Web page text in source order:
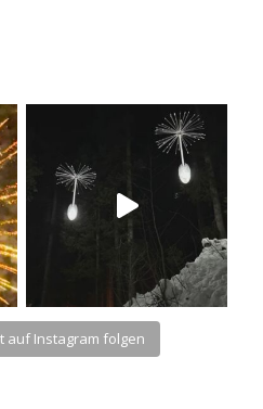
auf Instagram folgen